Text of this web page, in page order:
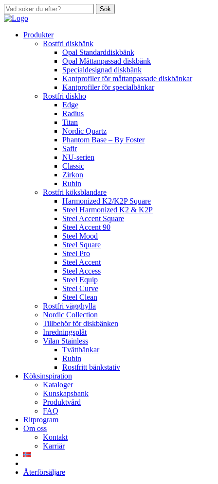
Sök
Produkter
Rostfri diskbänk
Opal Standarddiskbänk
Opal Måttanpassad diskbänk
Specialdesignad diskbänk
Kantprofiler för måttanpassade diskbänkar
Kantprofiler för specialbänkar
Rostfri diskho
Edge
Radius
Titan
Nordic Quartz
Phantom Base – By Foster
Safir
NU-serien
Classic
Zirkon
Rubin
Rostfri köksblandare
Harmonized K2/K2P Square
Steel Harmonized K2 & K2P
Steel Accent Square
Steel Accent 90
Steel Mood
Steel Square
Steel Pro
Steel Accent
Steel Access
Steel Equip
Steel Curve
Steel Clean
Rostfri vägghylla
Nordic Collection
Tillbehör för diskbänken
Inredningsplåt
Vilan Stainless
Tvättbänkar
Rubin
Rostfritt bänkstativ
Köksinspiration
Kataloger
Kunskapsbank
Produktvård
FAQ
Ritprogram
Om oss
Kontakt
Karriär
Återförsäljare